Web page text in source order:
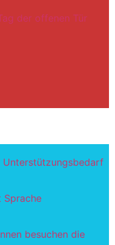
der offenen Tür
Unterstützungsbedarf
Sprache
besuchen die